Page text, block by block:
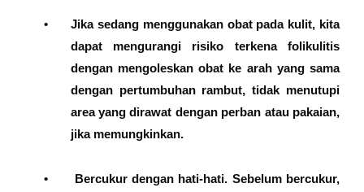
•
Jika sedang menggunakan obat pada kulit, kita
dapat mengurangi risiko terkena folikulitis
dengan mengoleskan obat ke arah yang sama
dengan pertumbuhan rambut, tidak menutupi
area yang dirawat dengan perban atau pakaian,
jika memungkinkan.
•
Bercukur dengan hati-hati. Sebelum bercukur,